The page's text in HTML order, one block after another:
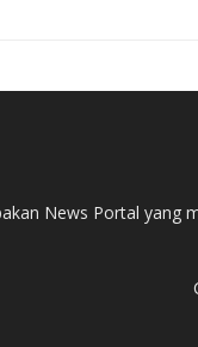
News Portal yang